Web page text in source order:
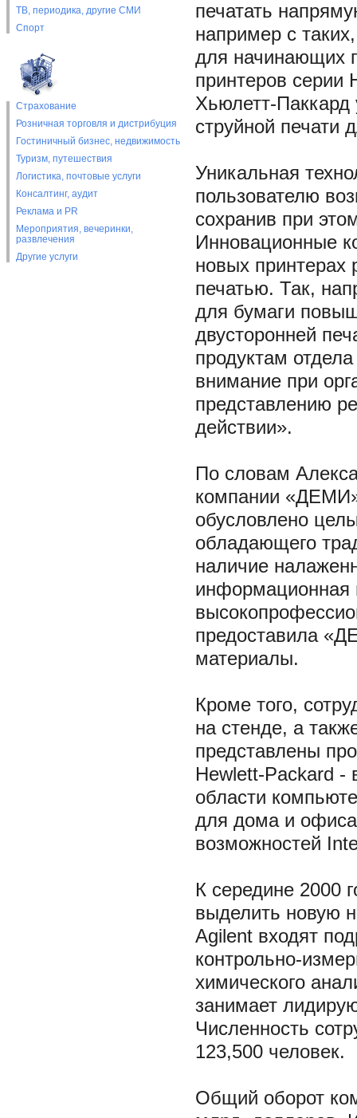
ТВ, периодика, другие СМИ
Спорт
Страхование
Розничная торговля и дистрибуция
Гостиничный бизнес, недвижимость
Туризм, путешествия
Логистика, почтовые услуги
Консалтинг, аудит
Реклама и PR
Мероприятия, вечеринки,
развлечения
Другие услуги
печатать
например с
для начинающих
принтеров серии
Хьюлетт-Паккард
струйной печати
Уникальная
пользователю
сохранив при
Инновационные
новых принтерах
печатью. Так,
для бумаги
двусторонней
продуктам
внимание при
представлению
действии».
По словам
компании
обусловлено
обладающего
наличие
информационная
предоставила
материалы.
Кроме того,
на стенде, а
представлены
Hewlett-Packard -
области
для дома и
возможностей
К середине 2000
выделить новую
Agilent входят
контрольно-
химического
занимает
Численность
123,500 человек.
Общий оборот